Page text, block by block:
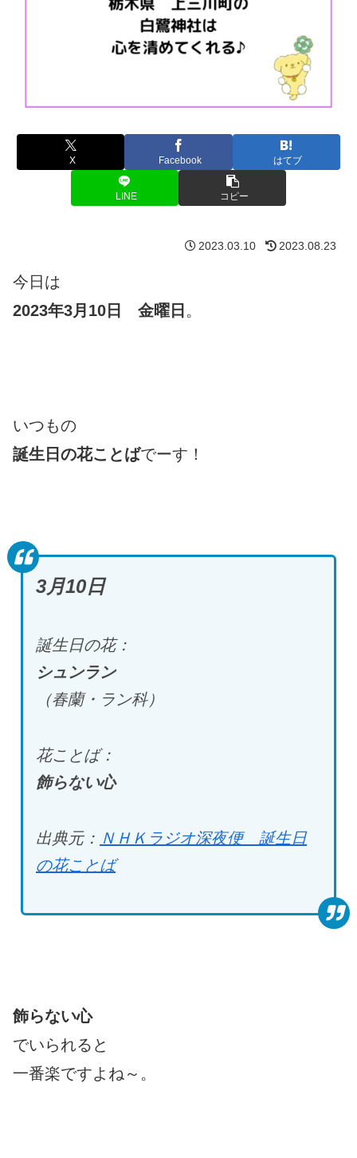
X Facebook はてブ
LINE コピー
2023.03.10 2023.08.23
今日は
2023年3月10日 金曜日 。
いつもの
誕生日の花ことばでーす！
3月10日
誕生日の花：
シュンラン
（春蘭・ラン科）
花ことば：
飾らない心
出典元： ＮＨＫラジオ深夜便 誕生日
の花ことば
飾らない心
でいられると
一番楽ですよね～。